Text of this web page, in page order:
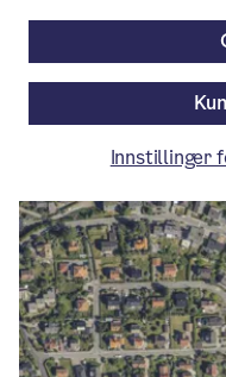
for byutvikling
/
Av Byrådsavdeling for
Innstillinger